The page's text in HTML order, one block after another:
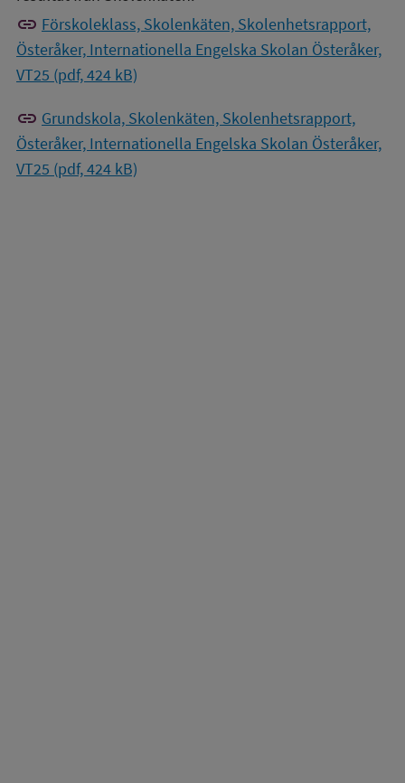
link Förskoleklass, Skolenkäten, Skolenhetsrapport,
Österåker, Internationella Engelska Skolan Österåker,
VT25 (pdf, 424 kB)
link Grundskola, Skolenkäten, Skolenhetsrapport,
Österåker, Internationella Engelska Skolan Österåker,
VT25 (pdf, 424 kB)